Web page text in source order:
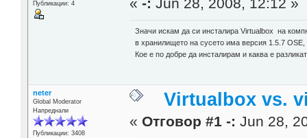
Публикации: 4 «-: Jun 28, 2008, 12:12 »
Значи искам да си инсталира Virtualbox на
в хранилището на сусето има версия 1.5.7 OSE,
Кое е по добре да инсталирам и каква е
neter
Global Moderator
Напреднали
Публикации: 3408
Virtualbox vs.
« Отговор #1 -: Jun 28,